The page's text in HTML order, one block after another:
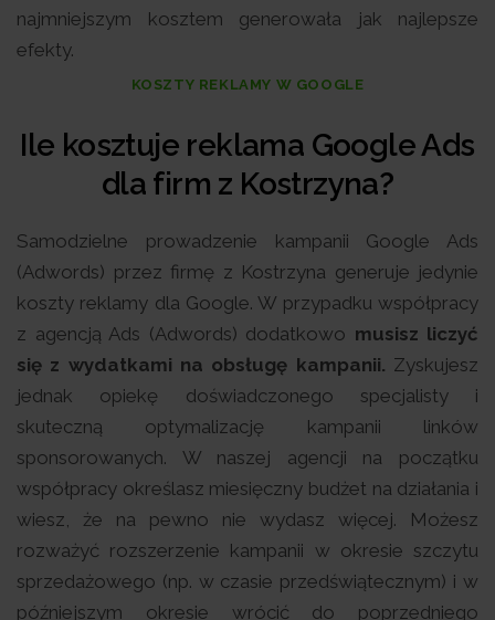
najmniejszym kosztem generowała jak najlepsze
efekty.
KOSZTY REKLAMY W GOOGLE
Ile kosztuje reklama Google Ads
dla firm z Kostrzyna?
Samodzielne prowadzenie kampanii Google Ads
(Adwords) przez firmę z Kostrzyna generuje jedynie
koszty reklamy dla Google. W przypadku współpracy
z agencją Ads (Adwords) dodatkowo musisz liczyć
się z wydatkami na obsługę kampanii. Zyskujesz
jednak opiekę doświadczonego specjalisty i
skuteczną optymalizację kampanii linków
sponsorowanych. W naszej agencji na początku
współpracy określasz miesięczny budżet na działania i
wiesz, że na pewno nie wydasz więcej. Możesz
rozważyć rozszerzenie kampanii w okresie szczytu
sprzedażowego (np. w czasie przedświątecznym) i w
późniejszym okresie wrócić do poprzedniego